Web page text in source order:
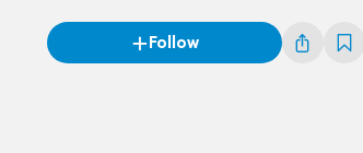
Follow